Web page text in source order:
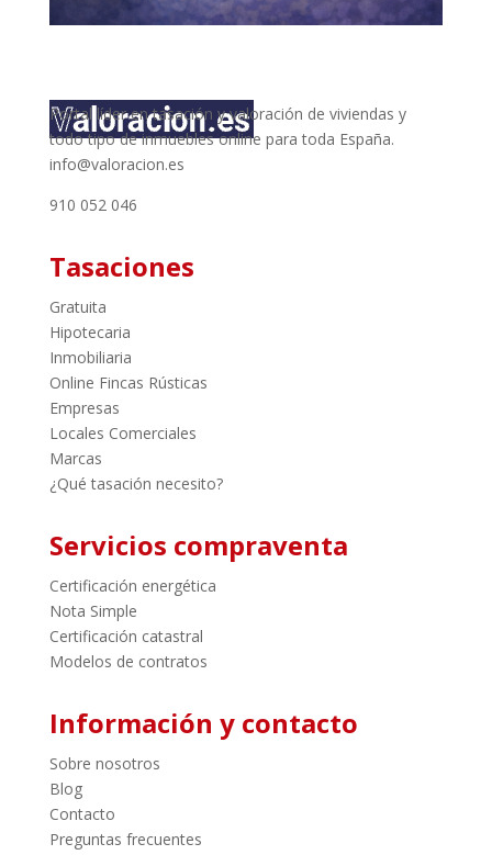
Portal líder en tasación y valoración de viviendas y
todo tipo de inmuebles online para toda España.
info@valoracion.es
910 052 046
Tasaciones
Gratuita
Hipotecaria
Inmobiliaria
Online Fincas Rústicas
Empresas
Locales Comerciales
Marcas
¿Qué tasación necesito?
Servicios compraventa
Certificación energética
Nota Simple
Certificación catastral
Modelos de contratos
Información y contacto
Sobre nosotros
Blog
Contacto
Preguntas frecuentes